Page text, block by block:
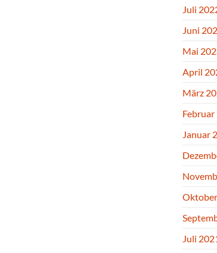
Juli
Juni
Mai
April
März
Januar
Juli